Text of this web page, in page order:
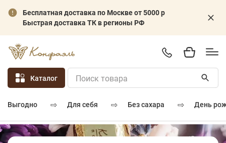
Бесплатная доставка по Москве от 5000 р
Быстрая доставка ТК в регионы РФ
Каталог
выгодно ⇨ для себя ⇨ без сахара ⇨ день